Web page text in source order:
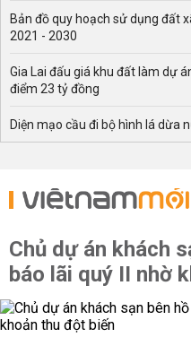
Bản đồ quy hoạch sử dụng đất
2021 - 2030
Gia Lai đấu giá khu đất làm dự
điểm 23 tỷ đồng
Diện mạo cầu đi bộ hình lá dừa
Chủ dự án khách
báo lãi quý II nhờ